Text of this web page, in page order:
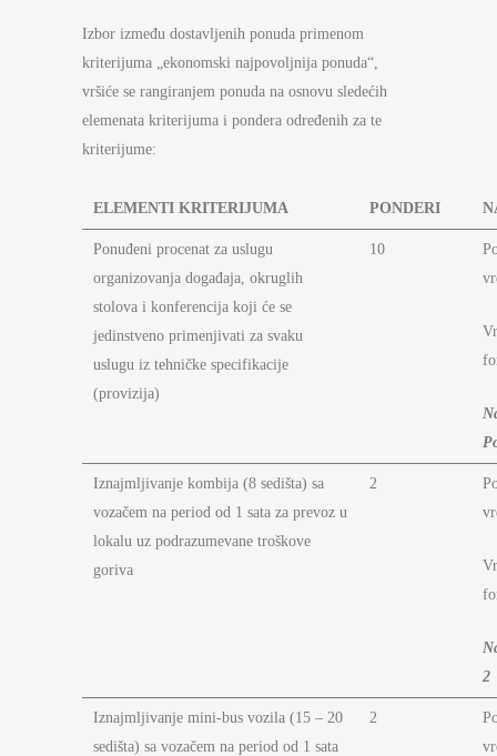
Izbor između dostavljenih ponuda primenom
kriterijuma „ekonomski najpovoljnija ponuda“,
vršiće se rangiranjem ponuda na osnovu sledećih
elemenata kriterijuma i pondera određenih za te
kriterijume:
ELEMENTI KRITERIJUMA PONDERI
Ponuđeni procenat za uslugu
organizovanja događaja, okruglih
stolova i konferencija koji će se
jedinstveno primenjivati za svaku
uslugu iz tehničke specifikacije
(provizija)
10
Iznajmljivanje kombija (8 sedišta) sa
vozačem na period od 1 sata za prevoz u
lokalu uz podrazumevane troškove
goriva
2
2
Iznajmljivanje mini-bus vozila (15 – 20
sedišta) sa vozačem na period od 1 sata
2